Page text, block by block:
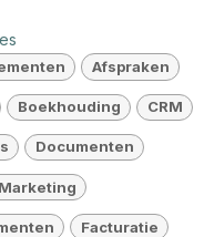
Afspraken
Boekhouding CRM
Documenten
Facturatie